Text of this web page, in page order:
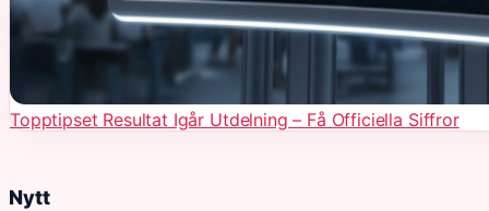
Topptipset Resultat Igår Utdelning – Få Officiella Siffror
Nytt